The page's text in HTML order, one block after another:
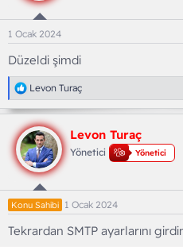
1 Ocak 2024
Düzeldi şimdi
T
e
p
k
i
l
e
r
:
Levon Turaç
Levon Turaç
Yönetici Yönetici
Konu Sahibi 1 Ocak 2024
Tekrardan SMTP ayarlarını